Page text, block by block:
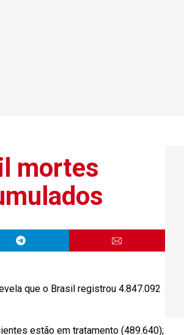
mortes
que o Brasil registrou 4.847.092
estão em tratamento (489.640);